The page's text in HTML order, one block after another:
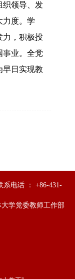
织领导、发
力度。学
力，积极投
事业。全党
早日实现教
系电话 ： +86-431-
大学党委教师工作部